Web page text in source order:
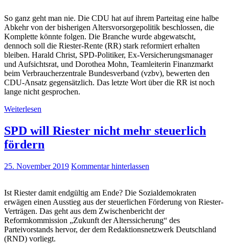
So ganz geht man nie. Die CDU hat auf ihrem Parteitag eine halbe
Abkehr von der bisherigen Altersvorsorgepolitik beschlossen, die
Komplette könnte folgen. Die Branche wurde abgewatscht,
dennoch soll die Riester-Rente (RR) stark reformiert erhalten
bleiben. Harald Christ, SPD-Politiker, Ex-Versicherungsmanager
und Aufsichtsrat, und Dorothea Mohn, Teamleiterin Finanzmarkt
beim Verbraucherzentrale Bundesverband (vzbv), bewerten den
CDU-Ansatz gegensätzlich. Das letzte Wort über die RR ist noch
lange nicht gesprochen.
Weiterlesen
SPD will Riester nicht mehr steuerlich
fördern
25. November 2019 Kommentar hinterlassen
Ist Riester damit endgültig am Ende? Die Sozialdemokraten
erwägen einen Ausstieg aus der steuerlichen Förderung von Riester-
Verträgen. Das geht aus dem Zwischenbericht der
Reformkommission „Zukunft der Alterssicherung“ des
Parteivorstands hervor, der dem Redaktionsnetzwerk Deutschland
(RND) vorliegt.